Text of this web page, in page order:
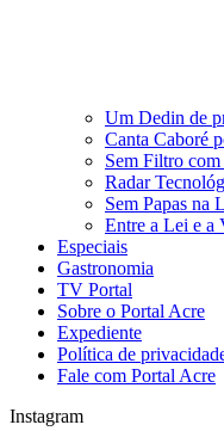
Um Dedin de
Canta Caboré
Sem Filtro
Radar
Sem Papas na
Entre a Lei e a
Especiais
Gastronomia
TV Portal
Sobre o Portal Acre
Expediente
Política de
Fale com Portal Acre
Instagram